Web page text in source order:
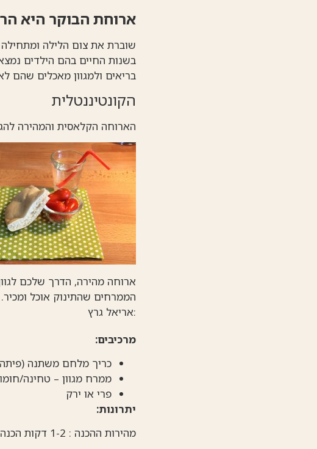
ארוחת הבוקר היא
שוברת את צום הלילה
בשנות החיים בהם הילדים
בריאים ולמגוון מאכלים שהם
הקונטיננטלית
הארוחה הקלאסית והמהירה
ארוחה מהירה, הדרך שלכם
הממרחים שהתינוק אוכל ומכיר.
:אריאל גרץ
מרכיבים:
כריך מלחם משתנה
ממרח מגוון – טחינה/
פרי או ירק
יתרונות:
מהירות ההכנה : 1-2 דקות הכנה